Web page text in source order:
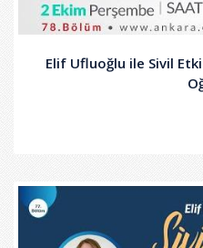
Elif Ufluoğlu ile Sivil